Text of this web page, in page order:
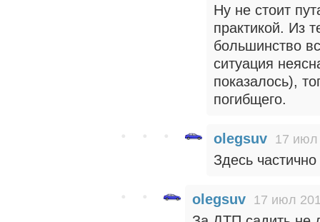
Ну не стоит
практикой. Из
большинство
ситуация
показалось),
погибщего.
olegsuv 17 июл
Здесь частично
olegsuv 17 июл